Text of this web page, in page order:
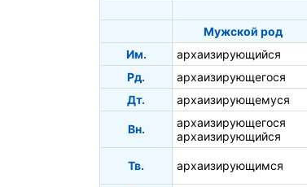
Мужской род
Им.
архаизирующийся
Рд.
архаизирующегося
Дт.
архаизирующемуся
Вн.
архаизирующегося
архаизирующийся
Тв. архаизирующимся